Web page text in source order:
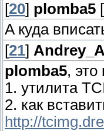
[20] plomba5
A куда
[21] Andrey_A
plomba5, это
1. утилита
2. как
http://